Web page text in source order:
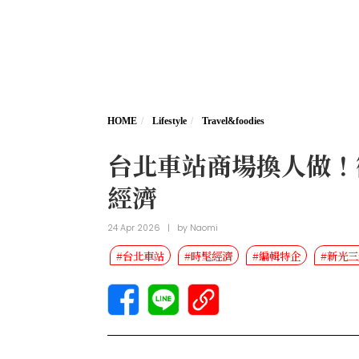
HOME Lifestyle Travel&foodies
台北車站商場換人做
經濟
24 Apr 2026 | by Naomi
#台北車站 #時髦經濟 #編輯特企 #新光